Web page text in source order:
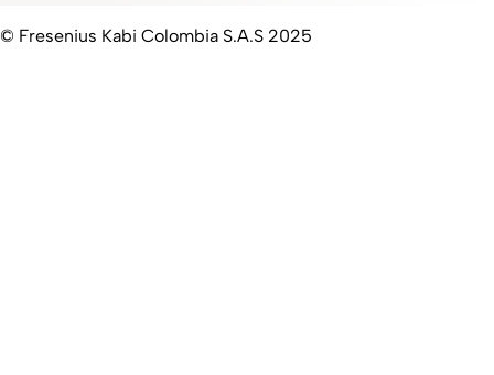
© Fresenius Kabi Colombia S.A.S 2025